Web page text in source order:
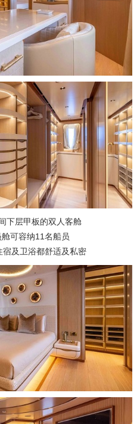
下层甲板的双人客舱
可容纳11名船员
及卫浴都舒适及私密